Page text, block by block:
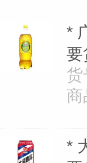
*
要
货
商
*